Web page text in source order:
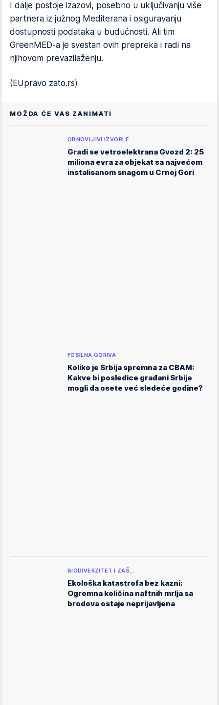
I dalje postoje izazovi, posebno u uključivanju više
partnera iz južnog Mediterana i osiguravanju
dostupnosti podataka u budućnosti. Ali tim
GreenMED-a je svestan ovih prepreka i radi na
njihovom prevazilaženju.
(EUpravo zato.rs)
MOŽDA ĆE VAS ZANIMATI
OBNOVLJIVI IZVORI E…
Gradi se vetroelektrana Gvozd 2: 25
miliona evra za objekat sa najvećom
instalisanom snagom u Crnoj Gori
FOSILNA GORIVA
Koliko je Srbija spremna za CBAM:
Kakve bi posledice građani Srbije
mogli da osete već sledeće godine?
BIODIVERZITET I ZAŠ…
Ekološka katastrofa bez kazni:
Ogromna količina naftnih mrlja sa
brodova ostaje neprijavljena